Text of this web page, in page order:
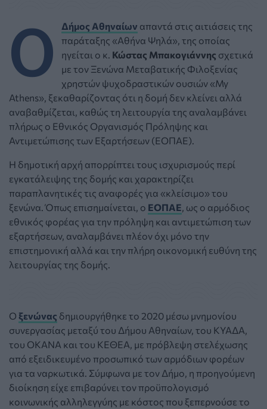
Ο Δήμος Αθηναίων απαντά στις αιτιάσεις της
παράταξης «Αθήνα Ψηλά», της οποίας
ηγείται ο κ. Κώστας Μπακογιάννης σχετικά
με τον Ξενώνα Μεταβατικής Φιλοξενίας
χρηστών ψυχοδραστικών ουσιών «My
Athens», ξεκαθαρίζοντας ότι η δομή δεν κλείνει αλλά
αναβαθμίζεται, καθώς τη λειτουργία της αναλαμβάνει
πλήρως ο Εθνικός Οργανισμός Πρόληψης και
Αντιμετώπισης των Εξαρτήσεων (ΕΟΠΑΕ).
Η δημοτική αρχή απορρίπτει τους ισχυρισμούς περί
εγκατάλειψης της δομής και χαρακτηρίζει
παραπλανητικές τις αναφορές για «κλείσιμο» του
ξενώνα. Όπως επισημαίνεται, ο ΕΟΠΑΕ , ως ο αρμόδιος
εθνικός φορέας για την πρόληψη και αντιμετώπιση των
εξαρτήσεων, αναλαμβάνει πλέον όχι μόνο την
επιστημονική αλλά και την πλήρη οικονομική ευθύνη της
λειτουργίας της δομής.
Ο ξενώνας δημιουργήθηκε το 2020 μέσω μνημονίου
συνεργασίας μεταξύ του Δήμου Αθηναίων, του ΚΥΑΔΑ,
του ΟΚΑΝΑ και του ΚΕΘΕΑ, με πρόβλεψη στελέχωσης
από εξειδικευμένο προσωπικό των αρμόδιων φορέων
για τα ναρκωτικά. Σύμφωνα με τον Δήμο, η προηγούμενη
διοίκηση είχε επιβαρύνει τον προϋπολογισμό
κοινωνικής αλληλεγγύης με κόστος που ξεπερνούσε το